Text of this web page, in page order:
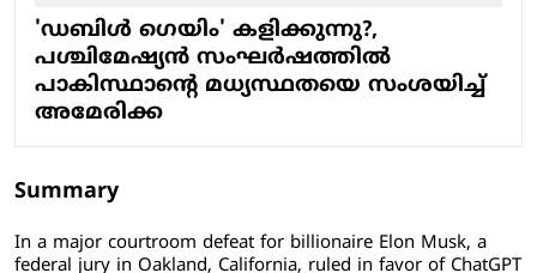
'ഡബിള്‍ ഗെയിം' കളിക്കുന്നു?,
പശ്ചിമേഷ്യന്‍ സംഘര്‍ഷത്തില്‍
പാകിസ്ഥാന്റെ മധ്യസ്ഥതയെ സംശയിച്ച്
അമേരിക്ക
Summary
In a major courtroom defeat for billionaire Elon Musk, a
federal jury in Oakland, California, ruled in favor of ChatGPT